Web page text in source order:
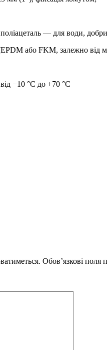
— для води,
або FKM, залежно від
−10 °C до +70 °C
Обов’язкові поля